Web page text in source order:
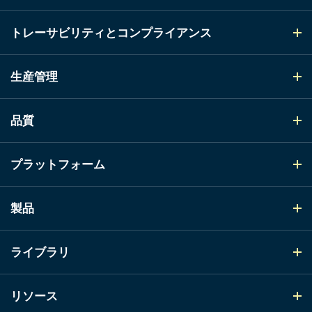
トレーサビリティとコンプライアンス
生産管理
品質
プラットフォーム
製品
ライブラリ
リソース